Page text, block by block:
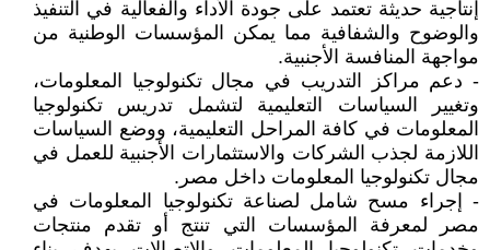
إنتاجية حديثة تعتمد على جودة الأداء والفعالية في التنفيذ
والوضوح والشفافية مما يمكن المؤسسات الوطنية من
مواجهة المنافسة الأجنبية.
- دعم مراكز التدريب في مجال تكنولوجيا المعلومات،
وتغيير السياسات التعليمية لتشمل تدريس تكنولوجيا
المعلومات في كافة المراحل التعليمية، ووضع السياسات
اللازمة لجذب الشركات والاستثمارات الأجنبية للعمل في
مجال تكنولوجيا المعلومات داخل مصر.
- إجراء مسح شامل لصناعة تكنولوجيا المعلومات في
مصر لمعرفة المؤسسات التي تنتج أو تقدم منتجات